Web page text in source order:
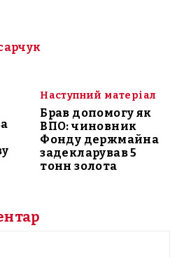
Наступний матеріал
Брав допомогу як
ВПО: чиновник
Фонду держмайна
задекларував 5
тонн золота